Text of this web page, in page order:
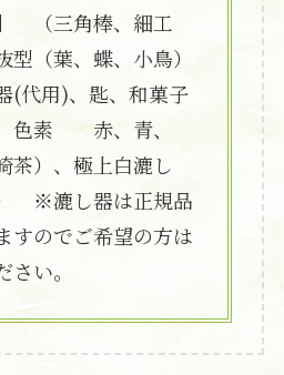
（三角棒、細工
（葉、蝶、小鳥）
(代用)、匙、和菓子
色素 赤、青、
茶）、極上白漉し
※漉し器は正規品
すのでご希望の方は
い。